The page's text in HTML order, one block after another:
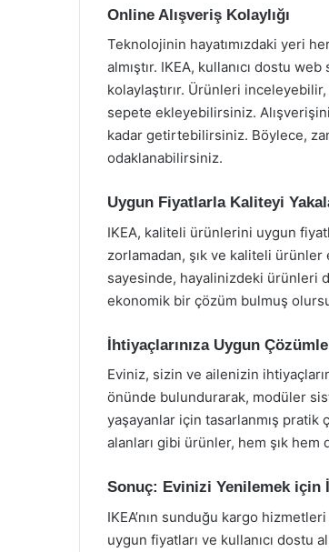
Online Alışveriş Kolaylığı
Teknolojinin hayatımızdaki yeri
almıştır. IKEA, kullanıcı dostu
kolaylaştırır. Ürünleri
sepete ekleyebilirsiniz.
kadar getirtebilirsiniz. Böylece,
odaklanabilirsiniz.
Uygun Fiyatlarla Kaliteyi
IKEA, kaliteli ürünlerini uygun
zorlamadan, şık ve kaliteli ürünler
sayesinde, hayalinizdeki ürünleri
ekonomik bir çözüm bulmuş
İhtiyaçlarınıza Uygun
Eviniz, sizin ve ailenizin
önünde bulundurarak, modüler
yaşayanlar için tasarlanmış pratik
alanları gibi ürünler, hem şık
Sonuç: Evinizi Yenilemek için
IKEA’nın sunduğu kargo
uygun fiyatları ve kullanıcı dostu